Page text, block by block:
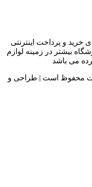
خرید و پرداخت اینترنتی
بیشتر در زمینه لوازم
می باشد
محفوظ است | طراحی و